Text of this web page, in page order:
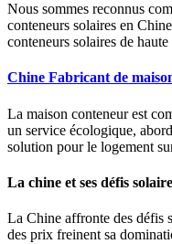
Nous sommes reconnus
conteneurs solaires en
conteneurs solaires de
Chine Fabricant de
La maison conteneur est
un service écologique,
solution pour le logement
La chine et ses défis
La Chine affronte des défis
des prix freinent sa